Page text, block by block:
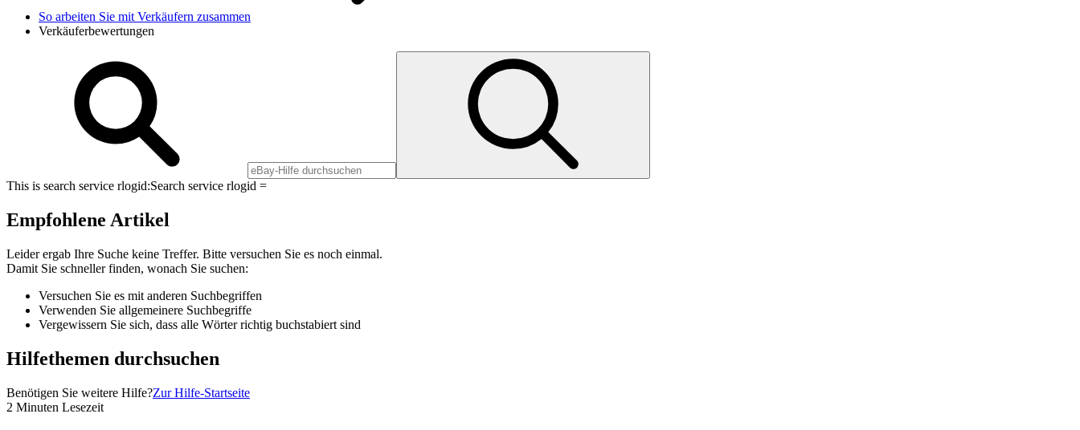
So arbeiten Sie mit Verkäufern zusammen
Verkäuferbewertungen
This is search service rlogid:Search service rlogid =
Empfohlene Artikel
Leider ergab Ihre Suche keine Treffer. Bitte versuchen Sie es noch einmal.
Damit Sie schneller finden, wonach Sie suchen:
Versuchen Sie es mit anderen Suchbegriffen
Verwenden Sie allgemeinere Suchbegriffe
Vergewissern Sie sich, dass alle Wörter richtig buchstabiert sind
Hilfethemen durchsuchen
Benötigen Sie weitere Hilfe?Zur Hilfe-Startseite
2 Minuten Lesezeit